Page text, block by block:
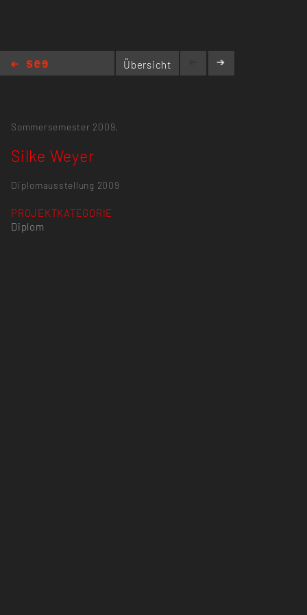
Übersicht
Sommersemester 2009,
Silke Weyer
Diplomausstellung 2009
PROJEKTKATEGORIE
Diplom